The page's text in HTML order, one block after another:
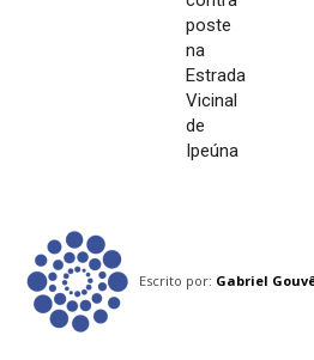
poste
na
Estrada
Vicinal
de
Ipeúna
Escrito por: Gabriel